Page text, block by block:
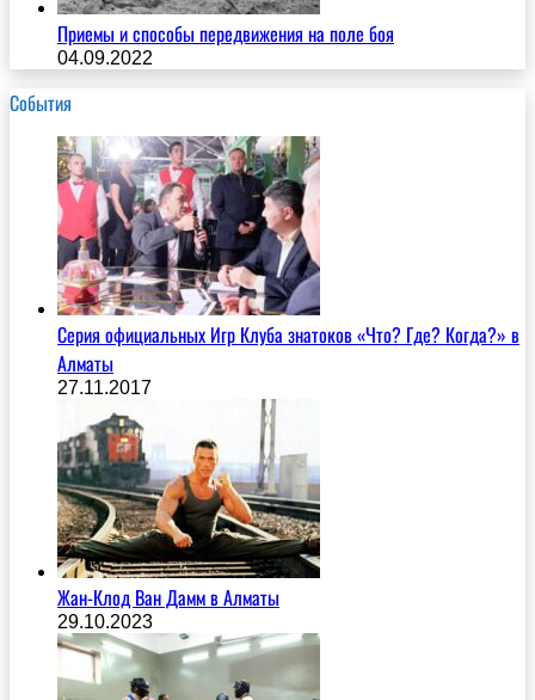
Приемы и способы передвижения на поле боя
04.09.2022
События
Серия официальных Игр Клуба знатоков «Что? Где? Когда?» в
Алматы
27.11.2017
Жан-Клод Ван Дамм в Алматы
29.10.2023